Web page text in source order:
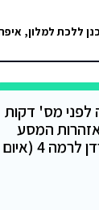
לפני מס' דקות
המסע
למצרים (כולל סיני) וירדן לרמה 4 (איום